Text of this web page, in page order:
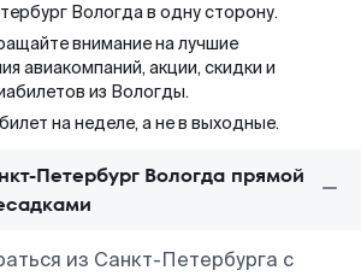
Вологда в одну сторону.
внимание на лучшие
авиакомпаний, акции, скидки и
из Вологды.
на неделе, а не в выходные.
Петербург Вологда прямой
из Санкт-Петербурга с